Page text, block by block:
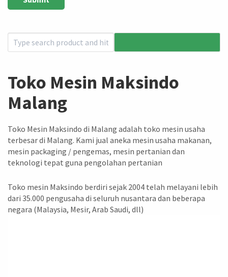
Toko Mesin Maksindo
Malang
Toko Mesin Maksindo di Malang adalah toko mesin usaha
terbesar di Malang. Kami jual aneka mesin usaha makanan,
mesin packaging / pengemas, mesin pertanian dan
teknologi tepat guna pengolahan pertanian
Toko mesin Maksindo berdiri sejak 2004 telah melayani lebih
dari 35.000 pengusaha di seluruh nusantara dan beberapa
negara (Malaysia, Mesir, Arab Saudi, dll)